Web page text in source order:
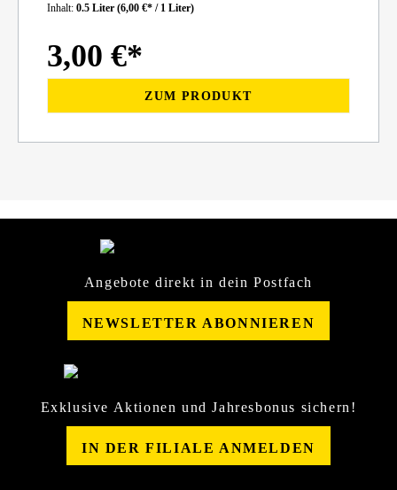
Inhalt: 0.5 Liter (6,00 €* / 1 Liter)
3,00 €*
ZUM PRODUKT
Angebote direkt in dein Postfach
NEWSLETTER ABONNIEREN
Exklusive Aktionen und Jahresbonus sichern!
IN DER FILIALE ANMELDEN